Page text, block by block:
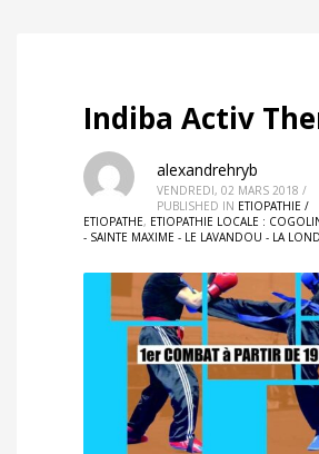
Indiba Activ
alexandrehryb
VENDREDI, 02 MARS 2018 /
PUBLISHED IN ETIOPATHIE /
ETIOPATHE, ETIOPATHIE LOCALE :
- SAINTE MAXIME - LE LAVANDOU - LA